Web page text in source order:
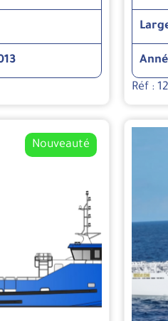
Réf :
Nouveauté